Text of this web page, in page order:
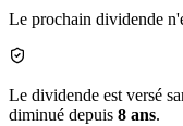
Le prochain dividende
Le dividende est versé
diminué depuis 8 ans.